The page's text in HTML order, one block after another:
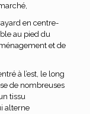
en centre-
au pied du
et de
à l’est, le long
de nombreuses
tissu
alterne